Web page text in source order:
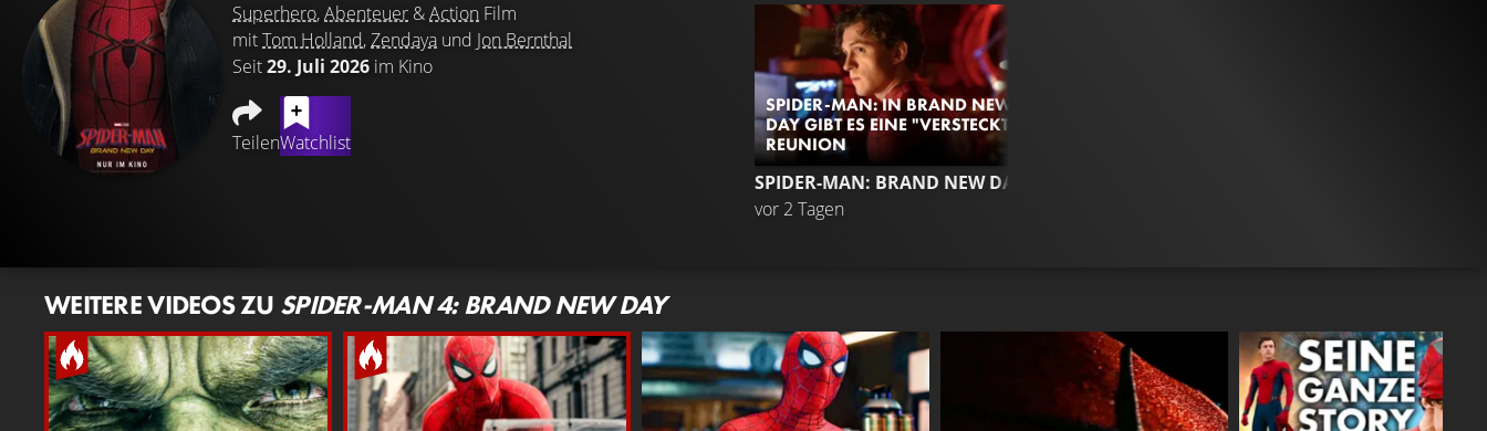
Superhero,Abenteuer &Action Film
mitTom Holland,Zendaya und Jon Bernthal
Seit29. Juli 2026 im Kino
TeilenWatchlist
SPIDER-MAN: IN BRAND NEW
DAY GIBT ES EINE "VERSTECKTE"
REUNION
SPIDER-MAN: BRAND NEW DAY
vor 2 Tagen
WEITERE VIDEOS ZU SPIDER-MAN 4: BRAND NEW DAY